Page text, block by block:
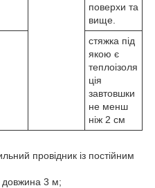
поверхи та
вище.
стяжка під
якою є
теплоізоля
ція
завтовшки
не менш
ніж 2 см
провідник із постійним
3 м;